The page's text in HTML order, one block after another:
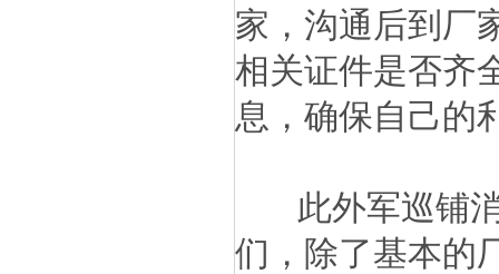
家，沟通后到厂
相关证件是否齐
息，确保自己的
此外军巡铺消
们，除了基本的